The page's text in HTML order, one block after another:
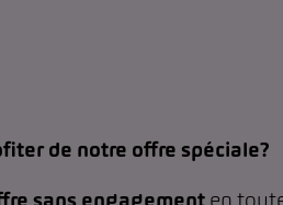
de notre offre spéciale?